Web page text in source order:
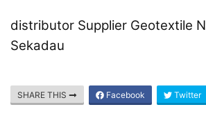
distributor Supplier Geotextile
Sekadau
SHARE THIS Facebook Twitter